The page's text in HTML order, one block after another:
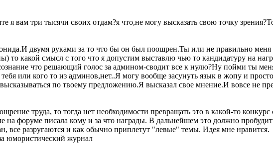
я вам три тысячи своих отдам?я что,не могу высказать свою точку
двумя руками за то что бы он был поощрен.Ты или не правильно
то какой смысл с того что я допустим выставлю чью то кандидатуру на
что решающий голос за админом-сводит все к нулю?Ну пойми ты
или кого то из админов,нет..Я могу вообще засунуть язык в жопу и
по твоему предложению.Я высказал свое мнение.И вовсе не
труда, то тогда нет необходимости превращать это в какой-то
на форуме писала кому и за что награды. В дальнейшем это должно
все разругаются и как обычно приплетут "левые" темы. Идея мне нравится.
юмористический журнал